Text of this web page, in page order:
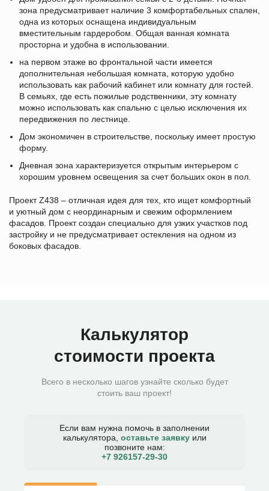
зона предусматривает наличие 3 комфортабельных спален,
одна из которых оснащена индивидуальным
вместительным гардеробом. Общая ванная комната
просторна и удобна в использовании.
на первом этаже во фронтальной части имеется
дополнительная небольшая комната, которую удобно
использовать как рабочий кабинет или комнату для гостей.
В семьях, где есть пожилые родственники, эту комнату
можно использовать как спальню с целью исключения их
передвижения по лестнице.
Дом экономичен в строительстве, поскольку имеет простую
форму.
Дневная зона характеризуется открытым интерьером с
хорошим уровнем освещения за счет больших окон в пол.
Проект Z438 – отличная идея для тех, кто ищет комфортный
и уютный дом с неординарным и свежим оформлением
фасадов. Проект создан специально для узких участков под
застройку и не предусматривает остекления на одном из
боковых фасадов.
Калькулятор
стоимости проекта
Всего в несколько шагов узнайте сколько будет
стоить ваш проект!
Если вам нужна помочь в заполнении
калькулятора, оставьте заявку или
позвоните нам:
+7 926157-29-30​